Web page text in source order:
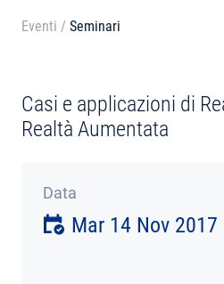
NOTIZIE
CONTATTI
Eventi / Seminari
Casi e applicazioni di
Realtà Aumentata
Data
Mar 14 Nov 2017